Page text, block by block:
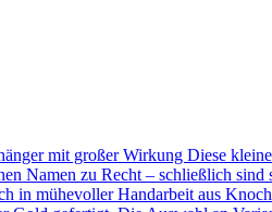
mit großer Wirkung Diese
Namen zu Recht – schließlich
in mühevoller Handarbeit aus